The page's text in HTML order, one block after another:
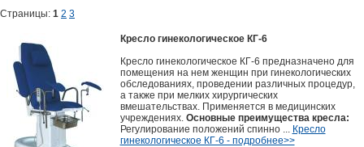
Страницы: 1 2 3
Кресло гинекологическое КГ-6
Кресло гинекологическое КГ-6 предназначено для
помещения на нем женщин при гинекологических
обследованиях, проведении различных процедур,
а также при мелких хирургических
вмешательствах. Применяется в медицинских
учреждениях. Основные преимущества кресла:
Регулирование положений спинно ... Кресло
гинекологическое КГ-6 - подробнее>>